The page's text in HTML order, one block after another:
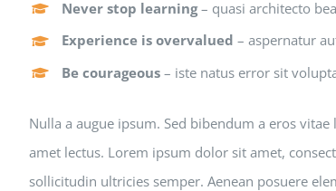
Never stop learning– quasi architecto
Experience is overvalued – aspernatur
Be courageous – iste natus error sit
Nulla a augue ipsum. Sed bibendum a eros
amet lectus. Lorem ipsum dolor sit amet,
sollicitudin ultricies semper. Aenean posuere